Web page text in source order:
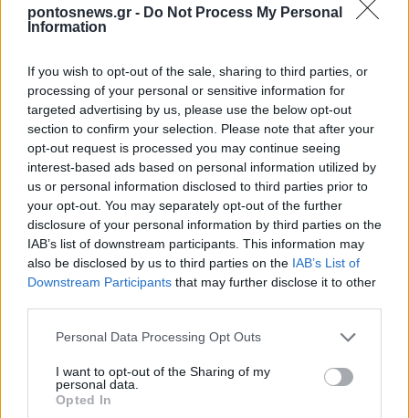
pontosnews.gr - Do Not Process My Personal
Information
If you wish to opt-out of the sale, sharing to third parties, or
processing of your personal or sensitive information for
targeted advertising by us, please use the below opt-out
section to confirm your selection. Please note that after your
opt-out request is processed you may continue seeing
interest-based ads based on personal information utilized by
us or personal information disclosed to third parties prior to
your opt-out. You may separately opt-out of the further
disclosure of your personal information by third parties on the
IAB’s list of downstream participants. This information may
also be disclosed by us to third parties on the IAB’s List of
Downstream Participants that may further disclose it to other
Please note that this website/app uses one or more Google
not limited to your visit or usage behaviour. You may click to
grant or deny consent to Google and its third-party tags to
use your data for below specified purposes in below Google
Personal Data Processing Opt Outs
I want to opt-out of the Sharing of my
personal data.
Opted In
ΕΚΔΗΛΩΣΕΙΣ
γλέντι στη Νέα Χαραυγή Κοζάνης
1/08/2026 - 12:43μμ
ΕΚΔΗΛΩΣΕΙΣ
Κλειτιώτικα 2026: Δύο βραδιές γεμάτες ποντιακή
μουσική και παράδοση στον Νέο Κλείτο